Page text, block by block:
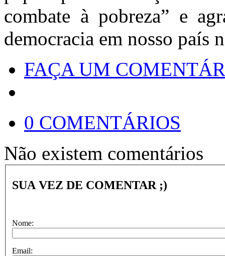
combate à pobreza” e
democracia em nosso país
FAÇA UM
0 COMENTÁRIOS
Não existem comentários
SUA VEZ DE COMENTAR ;)
Nome:
Email: